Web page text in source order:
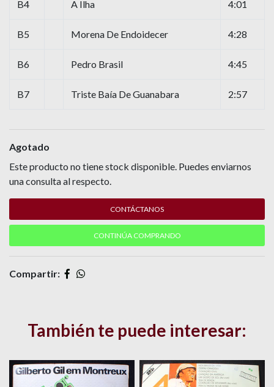
B4 A Ilha 4:01
B5 Morena De Endoidecer 4:28
B6 Pedro Brasil 4:45
B7 Triste Baía De Guanabara 2:57
Agotado
Este producto no tiene stock disponible. Puedes enviarnos
una consulta al respecto.
CONTÁCTANOS
CONTINÚA COMPRANDO
Compartir:
También te puede interesar: